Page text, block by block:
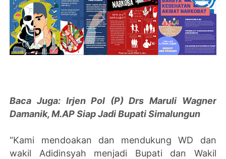
Baca Juga: Irjen Pol (P) Drs Maruli Wagner
Damanik, M.AP Siap Jadi Bupati Simalungun
“Kami mendoakan dan mendukung WD dan
wakil Adidinsyah menjadi Bupati dan Wakil